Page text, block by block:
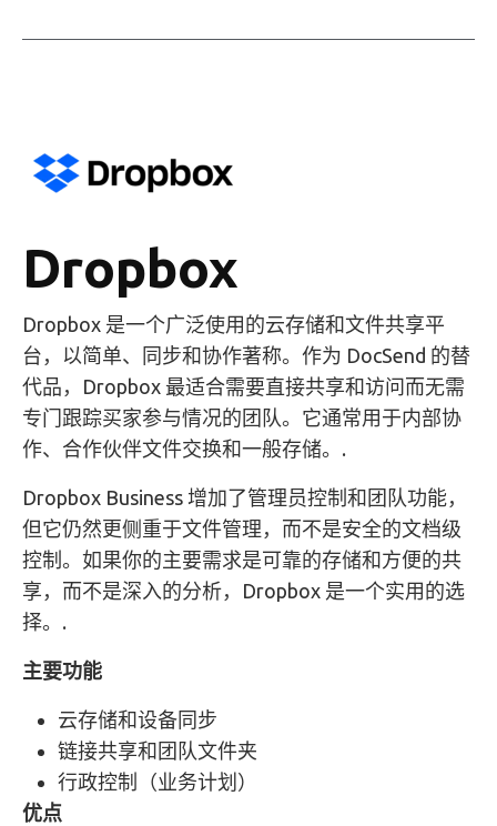
Dropbox
Dropbox 是一个广泛使用的云存储和文件共享平
台，以简单、同步和协作著称。作为 DocSend 的替
代品，Dropbox 最适合需要直接共享和访问而无需
专门跟踪买家参与情况的团队。它通常用于内部协
作、合作伙伴文件交换和一般存储。.
Dropbox Business 增加了管理员控制和团队功能，
但它仍然更侧重于文件管理，而不是安全的文档级
控制。如果你的主要需求是可靠的存储和方便的共
享，而不是深入的分析，Dropbox 是一个实用的选
择。.
主要功能
云存储和设备同步
链接共享和团队文件夹
行政控制（业务计划）
优点